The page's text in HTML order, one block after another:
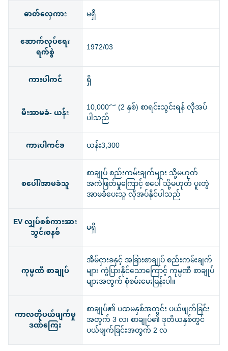
ဓာတ်လှေကား
မရှိ
ဆောက်လုပ်ရေး
ရက်စွဲ 1972/03
ကားပါကင် ရှိ
မီးအာမခံ- ယန်း 10,000～ (2 နှစ်) စာရင်းသွင်းရန် လိုအပ်
ပါသည်
ကားပါကင်ခ
ယန်း3,300
စပေါ်/အာမခံသူ
စာချုပ် စည်းကမ်းချက်များ သို့မဟုတ်
အကဲဖြတ်မှုကြောင့် စပေါ် သို့မဟုတ် ပူးတွဲ
အာမခံပေးသူ လိုအပ်နိုင်ပါသည်
EV လျှပ်စစ်ကားအား
သွင်းစနစ် မရှိ
ကုမ္ပဏီ စာချုပ်
အိမ်ငှားခနှင့် အခြားစာချုပ် စည်းကမ်းချက်
များ ကွဲပြားနိုင်သောကြောင့် ကုမ္ပဏီ စာချုပ်
များအတွက် စုံစမ်းမေးမြန်းပါ။
ကာလတိုပယ်ဖျက်မှု
ဒဏ်ကြေး
စာချုပ်၏ ပထမနှစ်အတွင်း ပယ်ဖျက်ခြင်း
အတွက် 3 လ၊ စာချုပ်၏ ဒုတိယနှစ်တွင်
ပယ်ဖျက်ခြင်းအတွက် 2 လ